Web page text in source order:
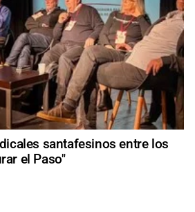
santafesinos entre los
el Paso"